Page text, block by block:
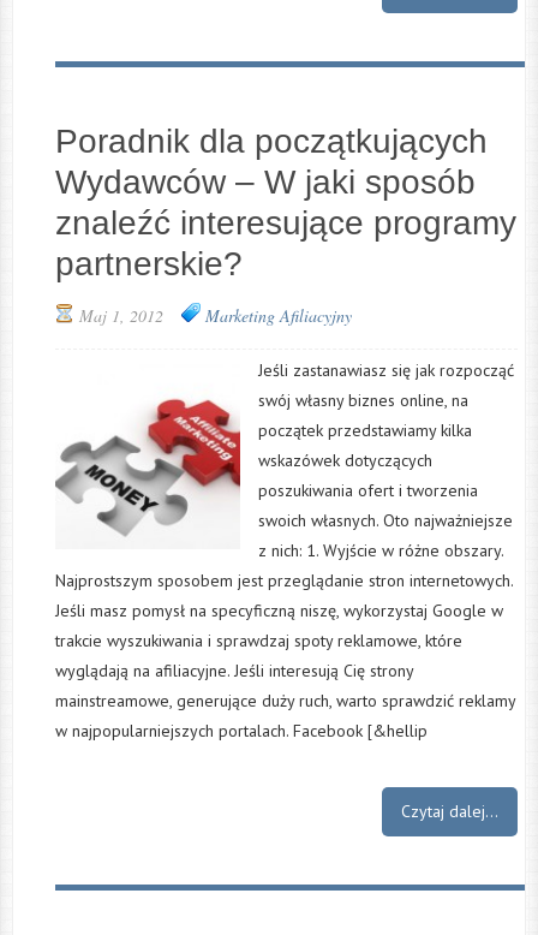
Poradnik dla początkujących
Wydawców – W jaki sposób
znaleźć interesujące programy
partnerskie?
Maj 1, 2012 Marketing Afiliacyjny
Jeśli zastanawiasz się jak rozpocząć
swój własny biznes online, na
początek przedstawiamy kilka
wskazówek dotyczących
poszukiwania ofert i tworzenia
swoich własnych. Oto najważniejsze
z nich: 1. Wyjście w różne obszary.
Najprostszym sposobem jest przeglądanie stron internetowych.
Jeśli masz pomysł na specyficzną niszę, wykorzystaj Google w
trakcie wyszukiwania i sprawdzaj spoty reklamowe, które
wyglądają na afiliacyjne. Jeśli interesują Cię strony
mainstreamowe, generujące duży ruch, warto sprawdzić reklamy
w najpopularniejszych portalach. Facebook [&hellip
Czytaj dalej...